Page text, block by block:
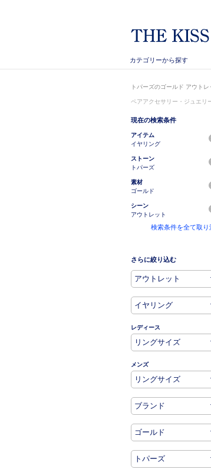
カテゴリーから探す
トパーズのゴールド アウト
ペアアクセサリー・ジュエリ
現在の検索条件
アイテム
イヤリング
ストーン
トパーズ
素材
ゴールド
シーン
アウトレット
検索条件を全て取り
さらに絞り込む
レディース
メンズ